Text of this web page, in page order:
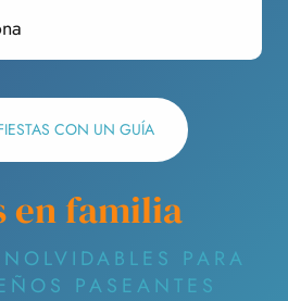
CON UN GUÍA
en familia
PARA
PASEANTES